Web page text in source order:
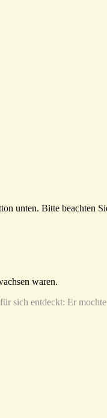
unten. Bitte beachten
waren.
sich entdeckt: Er